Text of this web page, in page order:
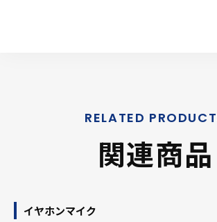
関連商品
イヤホンマイク